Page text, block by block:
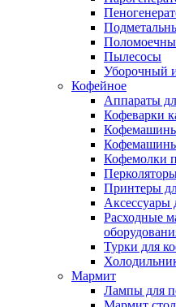
Пылесосы
Уборочный
Кофейное
Аппараты
Кофеварки
Кофемашины
Кофемолки
Принтеры
Аксессуары
Расходные
Турки для
Мармит
Лампы для